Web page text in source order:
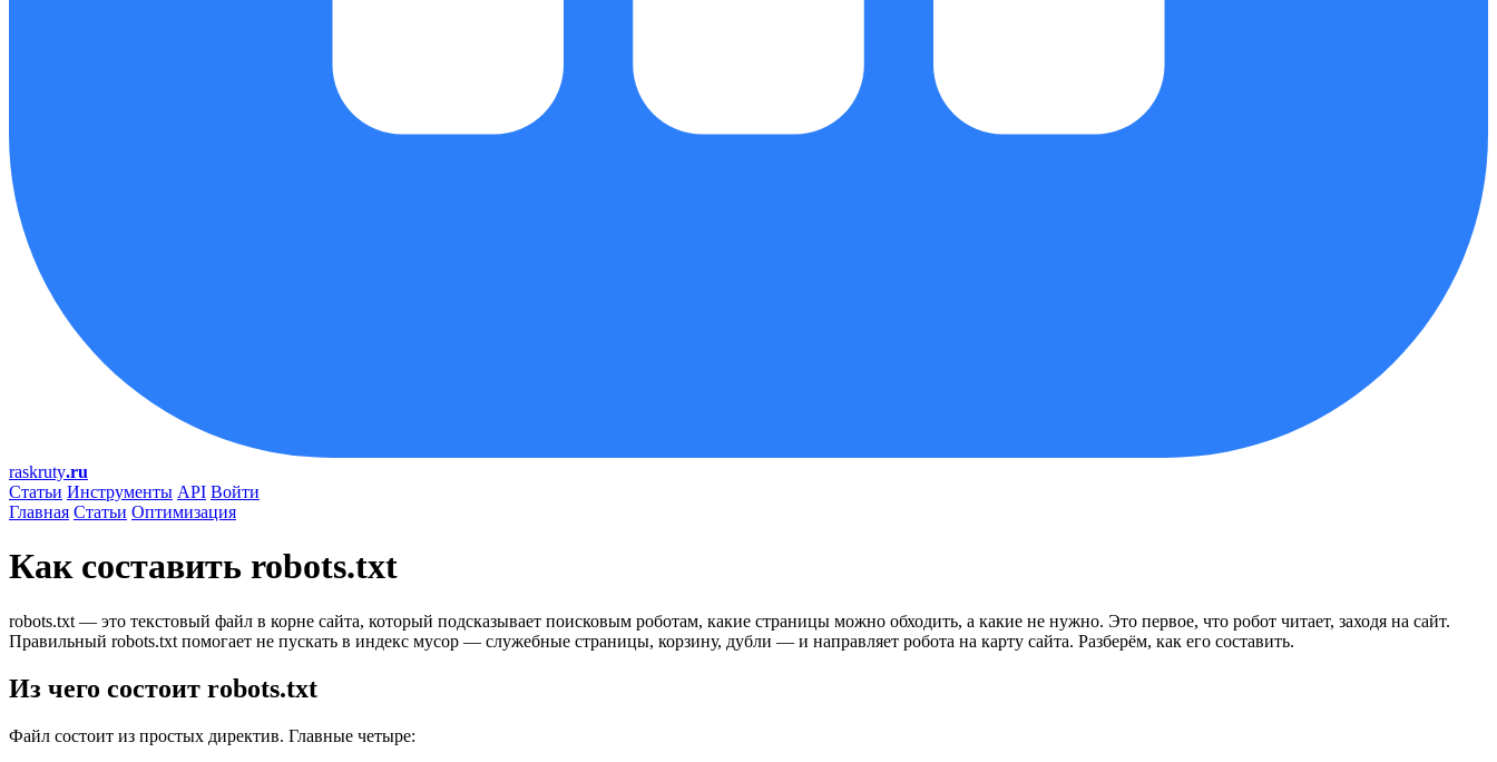
raskruty.ru
Статьи Инструменты API Войти
Главная Статьи Оптимизация
Как составить robots.txt
robots.txt — это текстовый файл в корне сайта, который подсказывает поисковым роботам, какие страницы можно обходить, а какие не нужно. Это первое, что робот читает, заходя на сайт.
Правильный robots.txt помогает не пускать в индекс мусор — служебные страницы, корзину, дубли — и направляет робота на карту сайта. Разберём, как его составить.
Из чего состоит robots.txt
Файл состоит из простых директив. Главные четыре: